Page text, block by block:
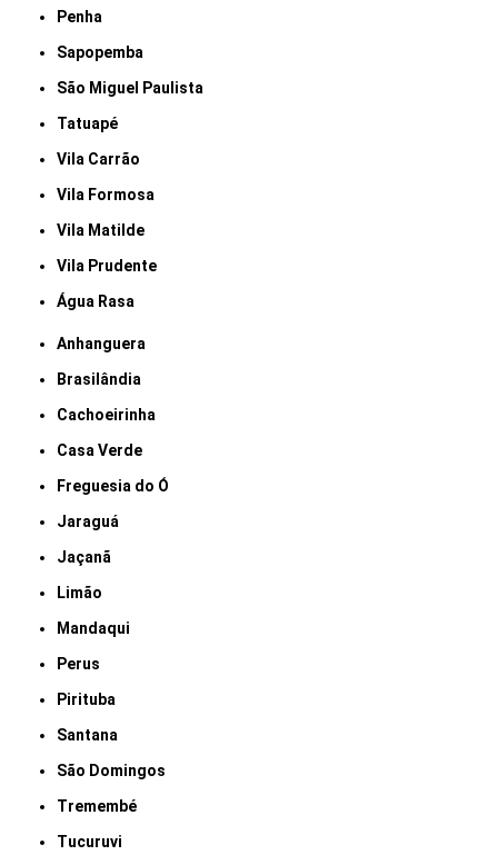
Penha
Sapopemba
São Miguel Paulista
Tatuapé
Vila Carrão
Vila Formosa
Vila Matilde
Vila Prudente
Água Rasa
Anhanguera
Brasilândia
Cachoeirinha
Casa Verde
Freguesia do Ó
Jaraguá
Jaçanã
Limão
Mandaqui
Perus
Pirituba
Santana
São Domingos
Tremembé
Tucuruvi